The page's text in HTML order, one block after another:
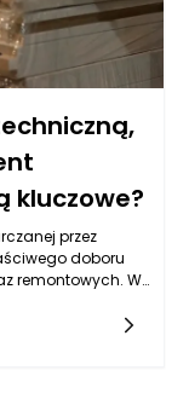
kluczowe?
przez
doboru
remontowych. W
mogą